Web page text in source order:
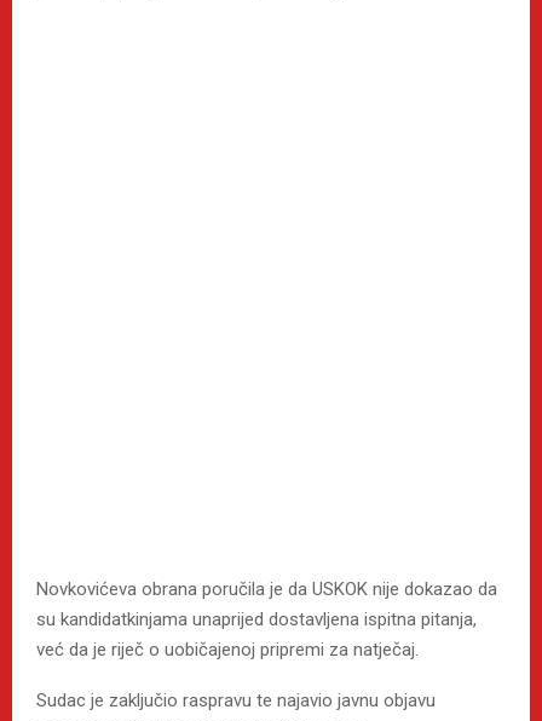
Novkovićeva obrana poručila je da USKOK nije dokazao da
su kandidatkinjama unaprijed dostavljena ispitna pitanja,
već da je riječ o uobičajenoj pripremi za natječaj.
Sudac je zaključio raspravu te najavio javnu objavu